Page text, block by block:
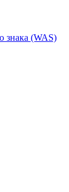
знака (WAS)